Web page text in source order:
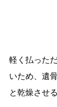
軽く払った
いため、遺
と乾燥させ